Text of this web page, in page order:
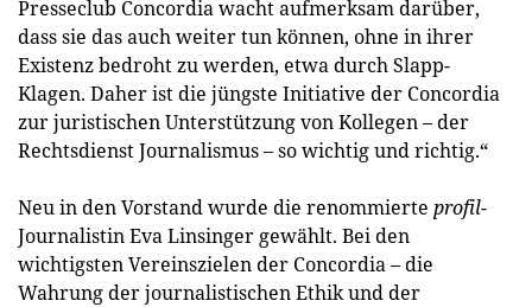
Presseclub Concordia wacht aufmerksam darüber,
dass sie das auch weiter tun können, ohne in ihrer
Existenz bedroht zu werden, etwa durch Slapp-
Klagen. Daher ist die jüngste Initiative der Concordia
zur juristischen Unterstützung von Kollegen – der
Rechtsdienst Journalismus – so wichtig und richtig.“
Neu in den Vorstand wurde die renommierte profil-
Journalistin Eva Linsinger gewählt. Bei den
wichtigsten Vereinszielen der Concordia – die
Wahrung der journalistischen Ethik und der